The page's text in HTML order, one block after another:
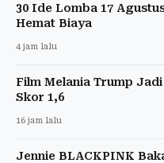
30 Ide Lomba 17
Hemat Biaya
4 jam lalu
Film Melania Trump
Skor 1,6
16 jam lalu
Jennie BLACKPINK